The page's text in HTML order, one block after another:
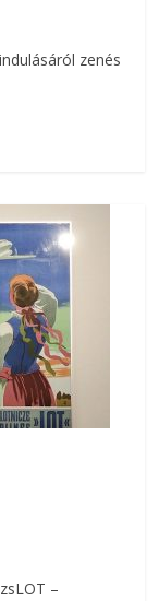
zenés
–